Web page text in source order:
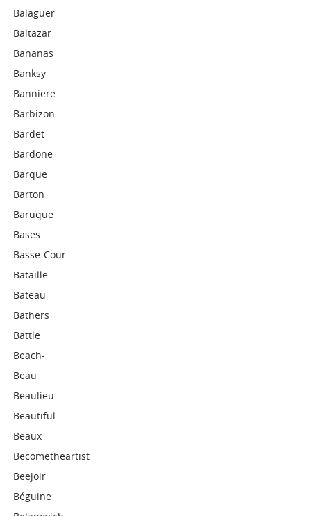
Balaguer
Baltazar
Bananas
Banksy
Banniere
Barbizon
Bardet
Bardone
Barque
Barton
Baruque
Bases
Basse-Cour
Bataille
Bateau
Bathers
Battle
Beach-
Beau
Beaulieu
Beautiful
Beaux
Becometheartist
Beejoir
Béguine